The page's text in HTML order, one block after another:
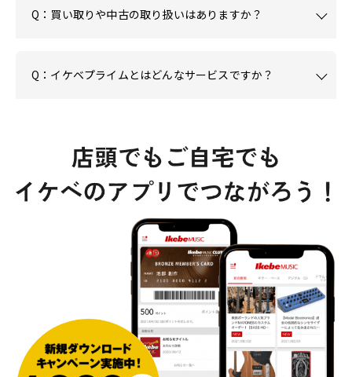
Q：買い取りや中古の取り扱いはありますか？
Q：イケベプライムとはどんなサービスですか？